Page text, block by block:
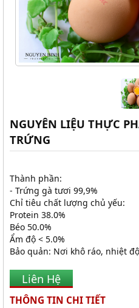
NGUYÊN LIỆU THỰC
TRỨNG
Thành phần:
- Trứng gà tươi 99,9%
Chỉ tiêu chất lượng chủ yếu:
Protein 38.0%
Béo 50.0%
Ẩm độ < 5.0%
Bảo quản: Nơi khô ráo, nhiệt
Liên Hệ
THÔNG TIN CHI TIẾT